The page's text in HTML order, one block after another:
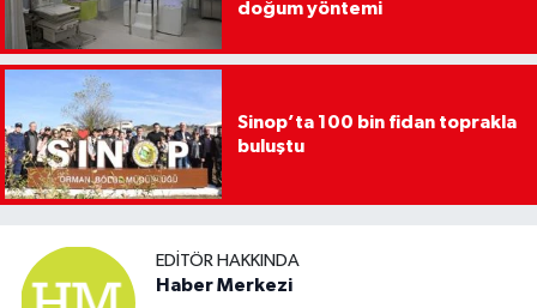
doğum yöntemi
Sinop’ta 100 bin fidan toprakla
buluştu
EDITÖR HAKKINDA
Haber Merkezi